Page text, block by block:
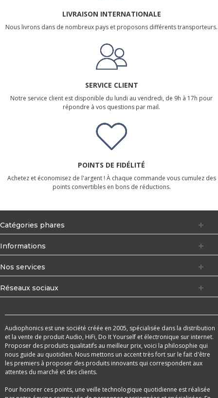
LIVRAISON INTERNATIONALE
Nous livrons dans de nombreux pays et proposons différents transporteurs.
SERVICE CLIENT
Notre service client est disponible du lundi au vendredi, de 9h à 17h pour
répondre à vos questions par mail.
POINTS DE FIDÉLITÉ
Achetez et économisez de l'argent ! À chaque commande vous cumulez des
points convertibles en bons de réductions.
Catégories phares
Informations
Nos services
Réseaux sociaux
Audiophonics est une société créée en 2005, spécialisée dans la distribution
et la vente de produit Audio, HiFi, Do It Yourself et électronique sur internet.
Proposer des produits qualitatifs au meilleur prix, voici la philosophie qui
nous guide au quotidien. Nous mettons un accent très fort sur le fait d'être
les premiers à proposer des produits innovants qui correspondent aux
attentes du marché et des clients.
Pour honorer ces points, une veille technologique quotidienne est réalisée